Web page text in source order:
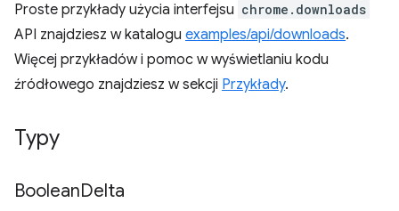
Proste przykłady użycia interfejsu chrome.downloads
API znajdziesz w katalogu examples/api/downloads.
Więcej przykładów i pomoc w wyświetlaniu kodu
źródłowego znajdziesz w sekcji Przykłady.
Typy
BooleanDelta